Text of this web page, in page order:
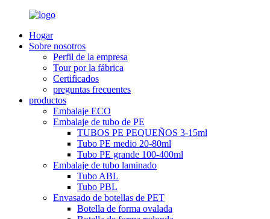
Hogar
Sobre nosotros
Perfil de la empresa
Tour por la fábrica
Certificados
preguntas frecuentes
productos
Embalaje ECO
Embalaje de tubo de PE
TUBOS PE PEQUEÑOS 3-15ml
Tubo PE medio 20-80ml
Tubo PE grande 100-400ml
Embalaje de tubo laminado
Tubo ABL
Tubo PBL
Envasado de botellas de PET
Botella de forma ovalada